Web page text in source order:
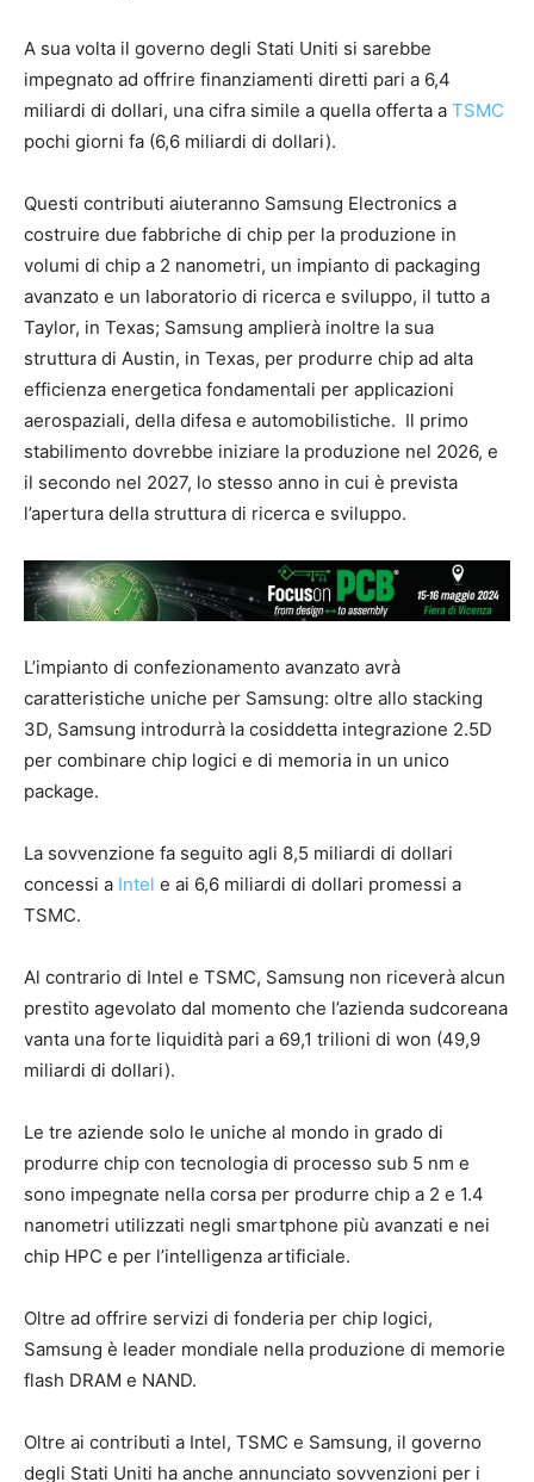
A sua volta il governo degli Stati Uniti si sarebbe
impegnato ad offrire finanziamenti diretti pari a 6,4
miliardi di dollari, una cifra simile a quella offerta a TSMC
pochi giorni fa (6,6 miliardi di dollari).
Questi contributi aiuteranno Samsung Electronics a
costruire due fabbriche di chip per la produzione in
volumi di chip a 2 nanometri, un impianto di packaging
avanzato e un laboratorio di ricerca e sviluppo, il tutto a
Taylor, in Texas; Samsung amplierà inoltre la sua
struttura di Austin, in Texas, per produrre chip ad alta
efficienza energetica fondamentali per applicazioni
aerospaziali, della difesa e automobilistiche. Il primo
stabilimento dovrebbe iniziare la produzione nel 2026, e
il secondo nel 2027, lo stesso anno in cui è prevista
l’apertura della struttura di ricerca e sviluppo.
L’impianto di confezionamento avanzato avrà
caratteristiche uniche per Samsung: oltre allo stacking
3D, Samsung introdurrà la cosiddetta integrazione 2.5D
per combinare chip logici e di memoria in un unico
package.
La sovvenzione fa seguito agli 8,5 miliardi di dollari
concessi a Intel e ai 6,6 miliardi di dollari promessi a
TSMC.
Al contrario di Intel e TSMC, Samsung non riceverà alcun
prestito agevolato dal momento che l’azienda sudcoreana
vanta una forte liquidità pari a 69,1 trilioni di won (49,9
miliardi di dollari).
Le tre aziende solo le uniche al mondo in grado di
produrre chip con tecnologia di processo sub 5 nm e
sono impegnate nella corsa per produrre chip a 2 e 1.4
nanometri utilizzati negli smartphone più avanzati e nei
chip HPC e per l’intelligenza artificiale.
Oltre ad offrire servizi di fonderia per chip logici,
Samsung è leader mondiale nella produzione di memorie
flash DRAM e NAND.
Oltre ai contributi a Intel, TSMC e Samsung, il governo
degli Stati Uniti ha anche annunciato sovvenzioni per i